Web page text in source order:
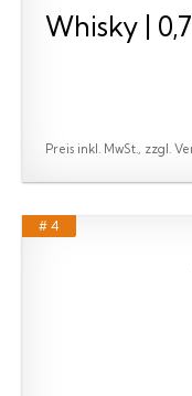
Whisky |
Preis inkl. MwSt., zzgl.
# 4